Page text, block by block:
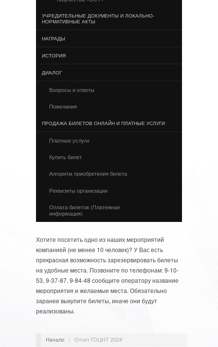
УЧРЕДИТЕЛЬНЫЕ ДОКУМЕНТЫ И ЛОКАЛЬНО-
НОРМАТИВНЫЕ АКТЫ
НАГРАДЫ
ИСТОРИЯ
ДИАЛОГ
Вопросы и ответы
Пожелания
ПРОДАЖА БИЛЕТОВ ОНЛАЙН И ПЛАТНЫЕ УСЛУГИ
Платные услуги
Купить билет
Алгоритм приобретения билета
Реквизиты организации
Оплата билетов (Платежная
информация)
Хотите посетить одно из наших мероприятий
компанией (не менее 10 человек)? У Вас есть
прекрасная возможность зарезервировать билеты
на удобные места. Позвоните по телефонам: 9-10-
53, 9-37-87, 9-84-48 сообщите оператору название
мероприятия и желаемые места. Обязательно
заранее выкупите билеты, иначе они будут
реализованы.
Начало / Отчет ГОЦНТ 2024